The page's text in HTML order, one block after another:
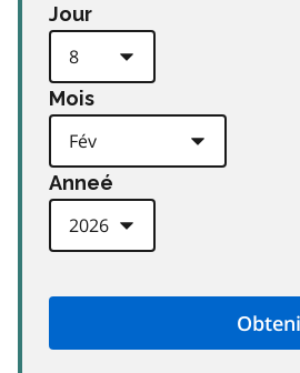
Jour
Mois
Anneé